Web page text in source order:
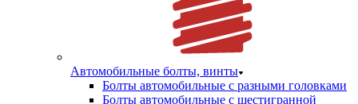
Автомобильные болты, винты
Болты автомобильные с разными головками
Болты автомобильные с шестигранной